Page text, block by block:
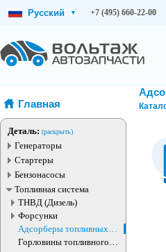
Русский ▾ +7 (495) 660-22-00
Главная
Деталь: (раскрыть)
Генераторы
Стартеры
Бензонасосы
Топливная система
ТНВД (Дизель)
Форсунки
Адсорберы топливных
паров
Горловины топливного